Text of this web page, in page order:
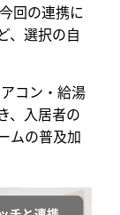
回の連携に
、選択の自
コン・給湯
、入居者の
ムの普及加